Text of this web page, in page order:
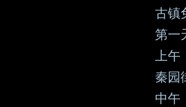
古镇
第一
上午
秦园
中午